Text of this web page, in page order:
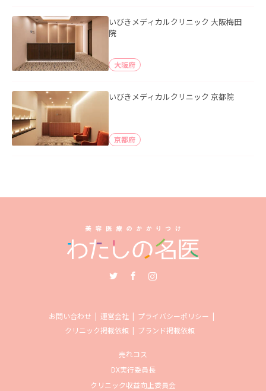
いびきメディカルクリニック 大阪梅田
院
大阪府
いびきメディカルクリニック 京都院
京都府
お問い合わせ 運営会社
プライバシーポリシー
クリニック掲載依頼
ブランド掲載依頼
売れコス
DX実行委員長
クリニック収益向上委員会